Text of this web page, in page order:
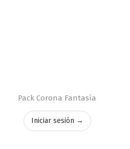
Pack Corona Fantasía
Iniciar sesión →